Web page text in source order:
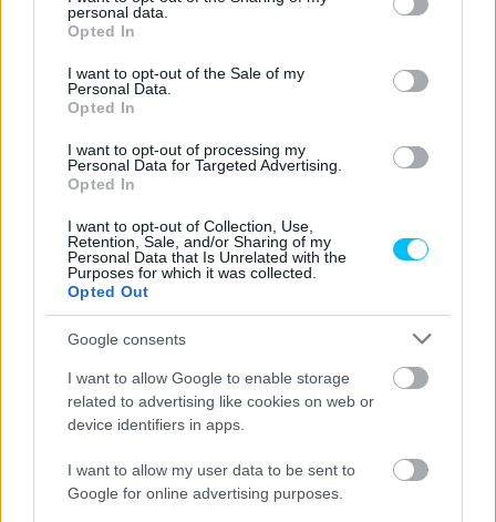
grant or deny consent to Google and its third-party tags to
use your data for below specified purposes in below Google
consent section.
personal data.
Opted In
I want to opt-out of the Sale of my
Personal Data.
Opted In
I want to opt-out of processing my
Personal Data for Targeted Advertising.
Opted In
I want to opt-out of Collection, Use,
Retention, Sale, and/or Sharing of my
Personal Data that Is Unrelated with the
Purposes for which it was collected.
Opted Out
Google consents
I want to allow Google to enable storage
related to advertising like cookies on web or
device identifiers in apps.
I want to allow my user data to be sent to
Google for online advertising purposes.